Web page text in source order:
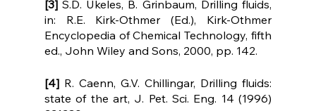
[3] S.D. Ukeles, B. Grinbaum, Drilling fluids,
in: R.E. Kirk-Othmer (Ed.), Kirk-Othmer
Encyclopedia of Chemical Technology, fifth
ed., John Wiley and Sons, 2000, pp. 142.
[4] R. Caenn, G.V. Chillingar, Drilling fluids:
state of the art, J. Pet. Sci. Eng. 14 (1996)